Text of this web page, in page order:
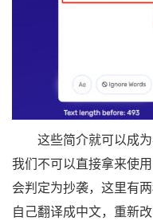
这些简介就可以成为
我们不可以直接拿来使
会判定为抄袭，这里有
自己翻译成中文，重新